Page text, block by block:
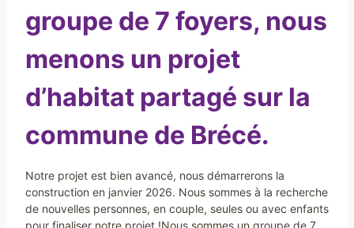
groupe de 7 foyers, nous
menons un projet
d’habitat partagé sur la
commune de Brécé.
Notre projet est bien avancé, nous démarrerons la
construction en janvier 2026. Nous sommes à la recherche
de nouvelles personnes, en couple, seules ou avec enfants